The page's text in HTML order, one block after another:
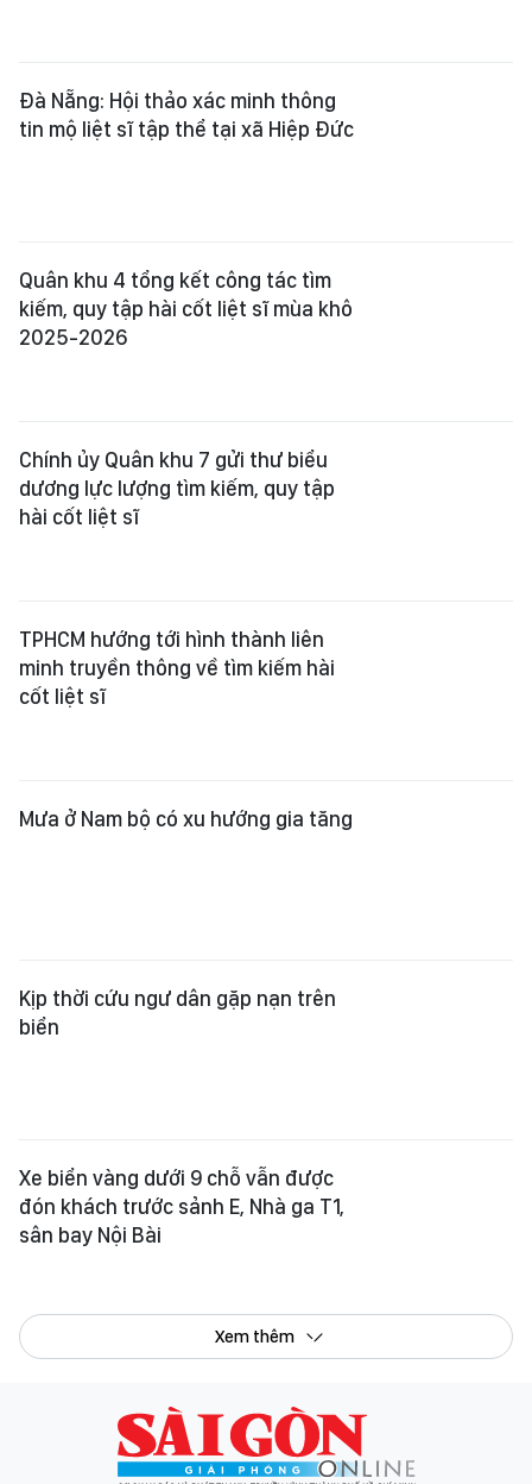
Đà Nẵng: Hội thảo xác minh thông
tin mộ liệt sĩ tập thể tại xã Hiệp Đức
Quân khu 4 tổng kết công tác tìm
kiếm, quy tập hài cốt liệt sĩ mùa khô
2025-2026
Chính ủy Quân khu 7 gửi thư biểu
dương lực lượng tìm kiếm, quy tập
hài cốt liệt sĩ
TPHCM hướng tới hình thành liên
minh truyền thông về tìm kiếm hài
cốt liệt sĩ
Mưa ở Nam bộ có xu hướng gia tăng
Kịp thời cứu ngư dân gặp nạn trên
biển
Xe biển vàng dưới 9 chỗ vẫn được
đón khách trước sảnh E, Nhà ga T1,
sân bay Nội Bài
Xem thêm